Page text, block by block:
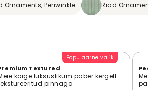
Ornaments, Periwinkle Riad
Populaarne valik
Textured
kõige luksuslikum paber kergelt
pinnaga